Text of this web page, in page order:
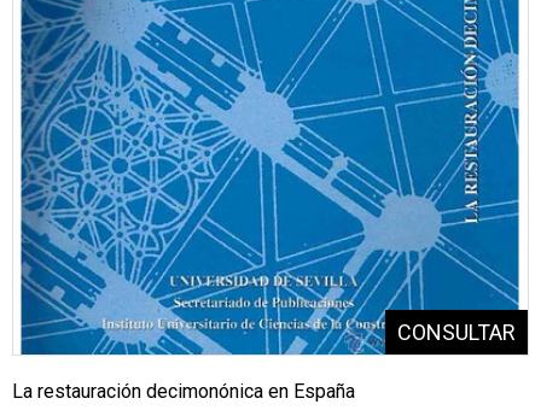
La restauración decimonónica en España